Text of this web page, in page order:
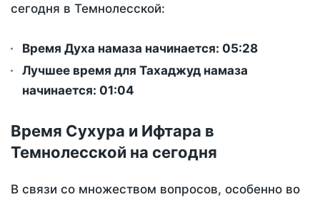
сегодня в Темнолесской:
Время Духа намаза начинается: 05:28
Лучшее время для Тахаджуд намаза
начинается: 01:04
Время Сухура и Ифтара в
Темнолесской на сегодня
В связи со множеством вопросов, особенно во